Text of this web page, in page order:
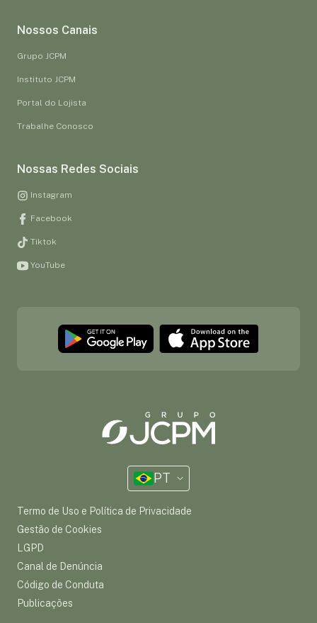
Nossos Canais
Grupo JCPM
Instituto JCPM
Portal do Lojista
Trabalhe Conosco
Nossas Redes Sociais
Instagram
Facebook
Tiktok
YouTube
PT
Termo de Uso e Política de Privacidade
Gestão de Cookies
LGPD
Canal de Denúncia
Código de Conduta
Publicações